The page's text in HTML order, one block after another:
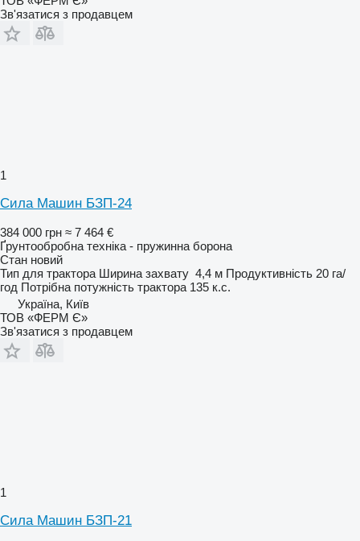
Зв'язатися з продавцем
1
Сила Машин БЗП-24
384 000 грн ≈ 7 464 €
Ґрунтообробна техніка - пружинна борона
Стан новий
Тип для трактора Ширина захвату 4,4 м Продуктивність 20 га/
год Потрібна потужність трактора 135 к.с.
Україна, Київ
ТОВ «ФЕРМ Є»
Зв'язатися з продавцем
1
Сила Машин БЗП-21